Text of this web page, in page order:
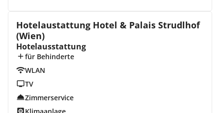
Hotelaustattung Hotel & Palais Strudlhof
(Wien)
Hotelausstattung
für Behinderte
WLAN
TV
Zimmerservice